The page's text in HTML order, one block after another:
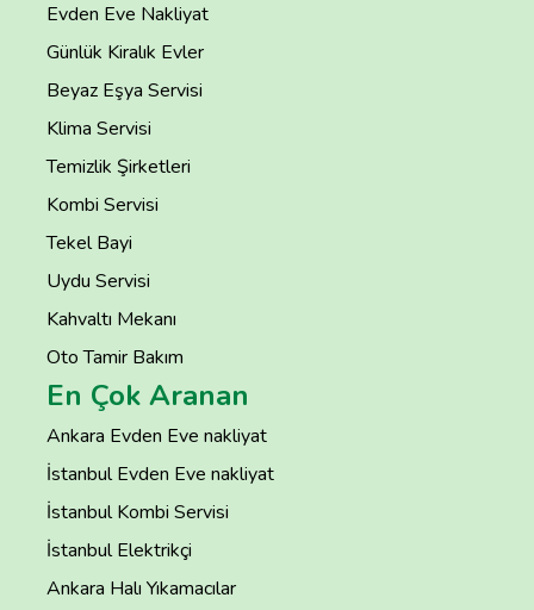
Evden Eve Nakliyat
Günlük Kiralık Evler
Beyaz Eşya Servisi
Klima Servisi
Temizlik Şirketleri
Kombi Servisi
Tekel Bayi
Uydu Servisi
Kahvaltı Mekanı
Oto Tamir Bakım
En Çok Aranan
Ankara Evden Eve nakliyat
İstanbul Evden Eve nakliyat
İstanbul Kombi Servisi
İstanbul Elektrikçi
Ankara Halı Yıkamacılar